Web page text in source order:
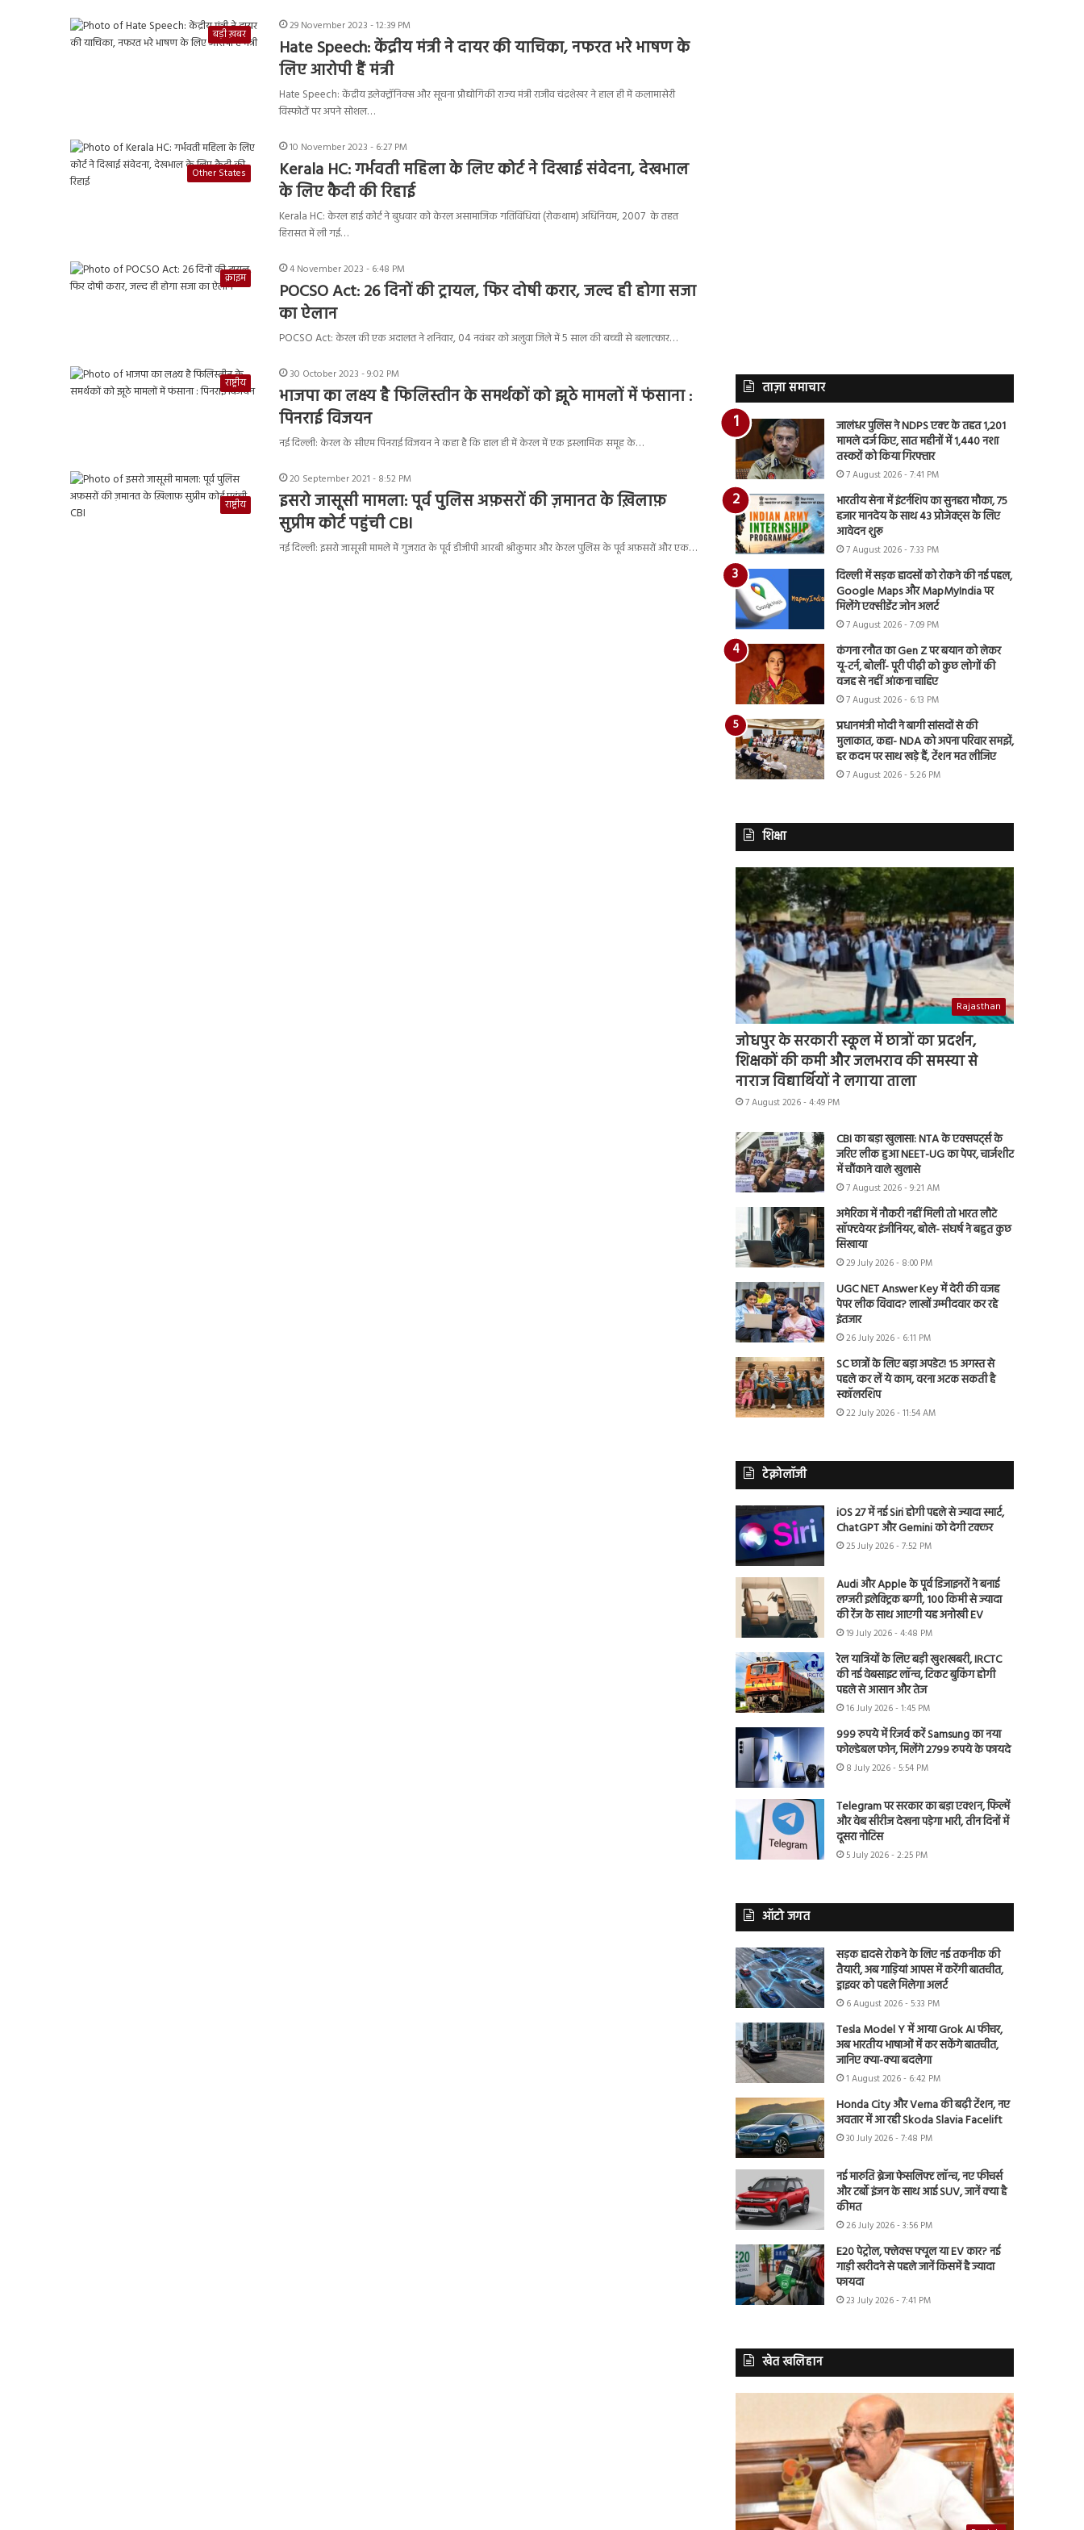
बड़ी ख़बर
29 November 2023 - 12:39 PM
Hate Speech: केंद्रीय मंत्री ने दायर की याचिका, नफरत भरे भाषण के
लिए आरोपी हैं मंत्री
Hate Speech: केंद्रीय इलेक्ट्रॉनिक्स और सूचना प्रौद्योगिकी राज्य मंत्री राजीव चंद्रशेखर ने हाल ही में कलामासेरी
विस्फोटों पर अपने सोशल…
Other States
10 November 2023 - 6:27 PM
Kerala HC: गर्भवती महिला के लिए कोर्ट ने दिखाई संवेदना, देखभाल
के लिए कैदी की रिहाई
Kerala HC: केरल हाई कोर्ट ने बुधवार को केरल असामाजिक गतिविधियां (रोकथाम) अधिनियम, 2007 के तहत
हिरासत में ली गई…
क्राइम
4 November 2023 - 6:48 PM
POCSO Act: 26 दिनों की ट्रायल, फिर दोषी करार, जल्द ही होगा सजा
का ऐलान
POCSO Act: केरल की एक अदालत ने शनिवार, 04 नवंबर को अलुवा जिले में 5 साल की बच्ची से बलात्कार…
राष्ट्रीय
30 October 2023 - 9:02 PM
भाजपा का लक्ष्य है फिलिस्तीन के समर्थकों को झूठे मामलों में फंसाना :
पिनराई विजयन
नई दिल्ली: केरल के सीएम पिनराई विजयन ने कहा है कि हाल ही में केरल में एक इस्लामिक समूह के…
राष्ट्रीय
20 September 2021 - 8:52 PM
इसरो जासूसी मामला: पूर्व पुलिस अफ़सरों की ज़मानत के ख़िलाफ़
सुप्रीम कोर्ट पहुंची CBI
नई दिल्ली: इसरो जासूसी मामले में गुजरात के पूर्व डीजीपी आरबी श्रीकुमार और केरल पुलिस के पूर्व अफ़सरों और एक…
ताज़ा समाचार
जालंधर पुलिस ने NDPS एक्ट के तहत 1,201
मामले दर्ज किए, सात महीनों में 1,440 नशा
तस्करों को किया गिरफ्तार
7 August 2026 - 7:41 PM
भारतीय सेना में इंटर्नशिप का सुनहरा मौका, 75
हजार मानदेय के साथ 43 प्रोजेक्ट्स के लिए
आवेदन शुरू
7 August 2026 - 7:33 PM
दिल्ली में सड़क हादसों को रोकने की नई पहल,
Google Maps और MapMyIndia पर
मिलेंगे एक्सीडेंट जोन अलर्ट
7 August 2026 - 7:09 PM
कंगना रनौत का Gen Z पर बयान को लेकर
यू-टर्न, बोलीं- पूरी पीढ़ी को कुछ लोगों की
वजह से नहीं आंकना चाहिए
7 August 2026 - 6:13 PM
प्रधानमंत्री मोदी ने बागी सांसदों से की
मुलाकात, कहा- NDA को अपना परिवार समझें,
हर कदम पर साथ खड़े हैं, टेंशन मत लीजिए
7 August 2026 - 5:26 PM
शिक्षा
Rajasthan
जोधपुर के सरकारी स्कूल में छात्रों का प्रदर्शन,
शिक्षकों की कमी और जलभराव की समस्या से
नाराज विद्यार्थियों ने लगाया ताला
7 August 2026 - 4:49 PM
CBI का बड़ा खुलासा: NTA के एक्सपर्ट्स के
जरिए लीक हुआ NEET-UG का पेपर, चार्जशीट
में चौंकाने वाले खुलासे
7 August 2026 - 9:21 AM
अमेरिका में नौकरी नहीं मिली तो भारत लौटे
सॉफ्टवेयर इंजीनियर, बोले- संघर्ष ने बहुत कुछ
सिखाया
29 July 2026 - 8:00 PM
UGC NET Answer Key में देरी की वजह
पेपर लीक विवाद? लाखों उम्मीदवार कर रहे
इंतजार
26 July 2026 - 6:11 PM
SC छात्रों के लिए बड़ा अपडेट! 15 अगस्त से
पहले कर लें ये काम, वरना अटक सकती है
स्कॉलरशिप
22 July 2026 - 11:54 AM
टेक्नोलॉजी
iOS 27 में नई Siri होगी पहले से ज्यादा स्मार्ट,
ChatGPT और Gemini को देगी टक्कर
25 July 2026 - 7:52 PM
Audi और Apple के पूर्व डिजाइनरों ने बनाई
लग्जरी इलेक्ट्रिक बग्गी, 100 किमी से ज्यादा
की रेंज के साथ आएगी यह अनोखी EV
19 July 2026 - 4:48 PM
रेल यात्रियों के लिए बड़ी खुशखबरी, IRCTC
की नई वेबसाइट लॉन्च, टिकट बुकिंग होगी
पहले से आसान और तेज
16 July 2026 - 1:45 PM
999 रुपये में रिजर्व करें Samsung का नया
फोल्डेबल फोन, मिलेंगे 2799 रुपये के फायदे
8 July 2026 - 5:54 PM
Telegram पर सरकार का बड़ा एक्शन, फिल्में
और वेब सीरीज देखना पड़ेगा भारी, तीन दिनों में
दूसरा नोटिस
5 July 2026 - 2:25 PM
ऑटो जगत
सड़क हादसे रोकने के लिए नई तकनीक की
तैयारी, अब गाड़ियां आपस में करेंगी बातचीत,
ड्राइवर को पहले मिलेगा अलर्ट
6 August 2026 - 5:33 PM
Tesla Model Y में आया Grok AI फीचर,
अब भारतीय भाषाओं में कर सकेंगे बातचीत,
जानिए क्या-क्या बदलेगा
1 August 2026 - 6:42 PM
Honda City और Verna की बढ़ी टेंशन, नए
अवतार में आ रही Skoda Slavia Facelift
30 July 2026 - 7:48 PM
नई मारुति ब्रेजा फेसलिफ्ट लॉन्च, नए फीचर्स
और टर्बो इंजन के साथ आई SUV, जानें क्या है
कीमत
26 July 2026 - 3:56 PM
E20 पेट्रोल, फ्लेक्स फ्यूल या EV कार? नई
गाड़ी खरीदने से पहले जानें किसमें है ज्यादा
फायदा
23 July 2026 - 7:41 PM
खेत खलिहान